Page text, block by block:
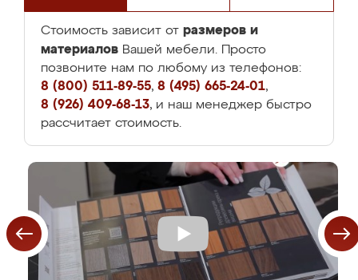
Стоимость зависит от размеров и
материалов Вашей мебели. Просто
позвоните нам по любому из телефонов:
8 (800) 511-89-55, 8 (495) 665-24-01,
8 (926) 409-68-13, и наш менеджер быстро
рассчитает стоимость.